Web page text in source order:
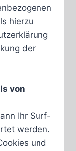
hierzu
der
von
Ihr Surf-
werden.
und